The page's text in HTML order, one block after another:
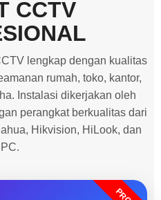
CCTV
lengkap dengan kualitas
rumah, toko, kantor,
Instalasi dikerjakan oleh
perangkat berkualitas dari
Hikvision, HiLook, dan